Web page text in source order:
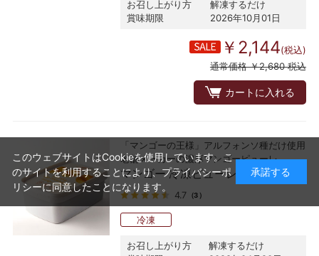
お召し上がり方
解凍するだけ
賞味期限
2026年10月01日
￥2,144(税込)
通常価格 ￥2,680 税込
カートに入れる
「マンゴーの王様」アルフォンソ種だけ使用
老舗メーカーの濃厚マンゴーピューレ
マンゴー 冷凍ピューレ 1kg
4.7 （3）
冷凍
お召し上がり方
解凍するだけ
このウェブサイトはCookieを使用しています。こ
のサイトを利用することにより、プライバシーポ
リシーに同意したことになります。
承諾する